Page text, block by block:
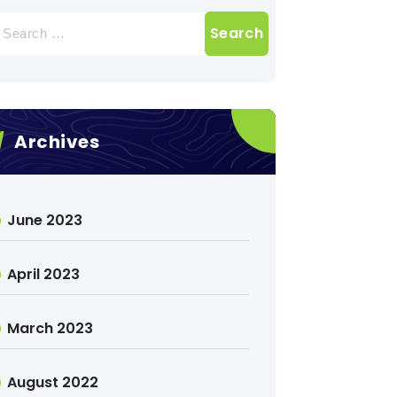
Archives
June 2023
April 2023
March 2023
August 2022